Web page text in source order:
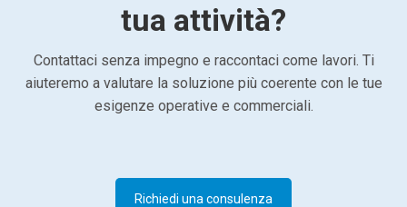
tua attività?
Contattaci senza impegno e raccontaci come lavori. Ti
aiuteremo a valutare la soluzione più coerente con le tue
esigenze operative e commerciali.
Richiedi una consulenza